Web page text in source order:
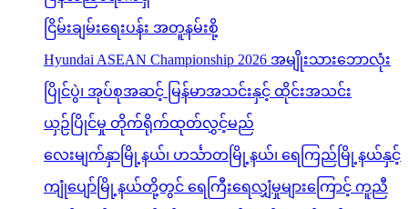
ငြိမ်းချမ်းရေးပန်း အတူနမ်းစို့
Hyundai ASEAN Championship 2026 အမျိုးသားဘောလုံး
ပြိုင်ပွဲ၊ အုပ်စုအဆင့် မြန်မာအသင်းနှင့် ထိုင်းအသင်း
ယှဉ်ပြိုင်မှု တိုက်ရိုက်ထုတ်လွှင့်မည်
လေးမျက်နှာမြို့နယ်၊ ဟင်္သာတမြို့နယ်၊ ရေကြည်မြို့နယ်နှင့်
ကျုံပျော်မြို့နယ်တို့တွင် ရေကြီးရေလျှံမှုများကြောင့် ကူညီ